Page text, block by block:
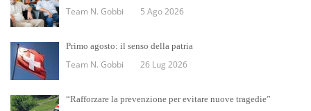
Team N. Gobbi 5 Ago 2026
Primo agosto: il senso della patria
Team N. Gobbi 26 Lug 2026
“Rafforzare la prevenzione per evitare nuove tragedie”